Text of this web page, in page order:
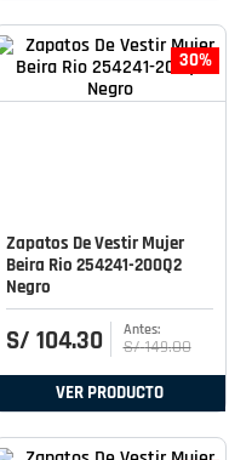
30%
Zapatos De Vestir Mujer
Beira Rio 254241-200Q2
Negro
S/ 104.30 S/ 149.00
VER PRODUCTO